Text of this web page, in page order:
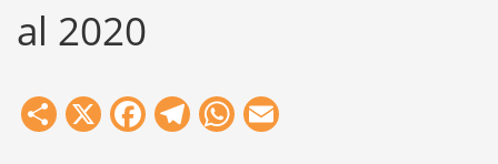
al 2020
Share
X Facebook
Telegram
WhatsApp